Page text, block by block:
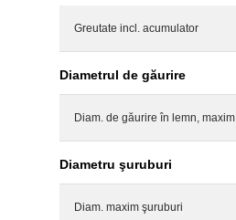
Greutate incl. acumulator
Diametrul de găurire
Diam. de găurire în lemn, maxim
Diametru şuruburi
Diam. maxim şuruburi